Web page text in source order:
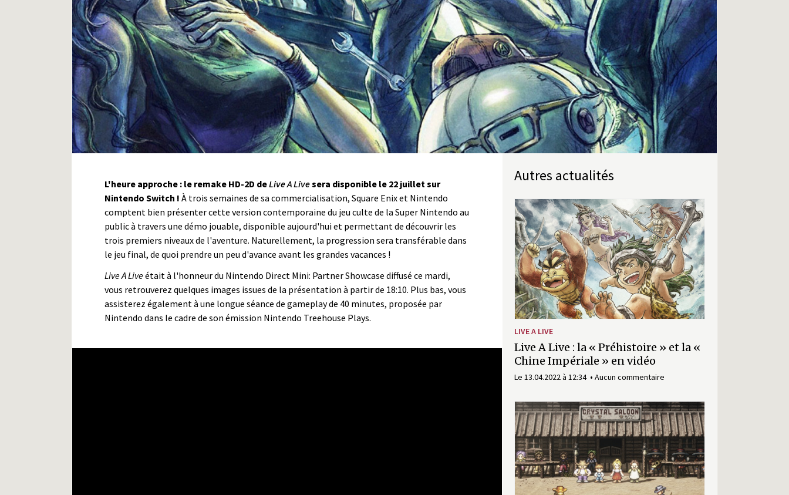
L'heure approche : le remake HD-2D deLive A Livesera disponible le 22 juillet sur
Nintendo Switch ! À trois semaines de sa commercialisation, Square Enix et Nintendo
comptent bien présenter cette version contemporaine du jeu culte de la Super Nintendo au
public à travers une démo jouable, disponible aujourd'hui et permettant de découvrir les
trois premiers niveaux de l'aventure. Naturellement, la progression sera transférable dans
le jeu final, de quoi prendre un peu d'avance avant les grandes vacances !
Live A Liveétait à l'honneur du Nintendo Direct Mini: Partner Showcase diffusé ce mardi,
vous retrouverez quelques images issues de la présentation à partir de 18:10. Plus bas, vous
assisterez également à une longue séance de gameplay de 40 minutes, proposée par
Nintendo dans le cadre de son émission Nintendo Treehouse Plays.
Autres actualités
LIVE A LIVE
Live A Live : la « Préhistoire » et la «
Chine Impériale » en vidéo
Le 13.04.2022 à 12:34 Aucun commentaire